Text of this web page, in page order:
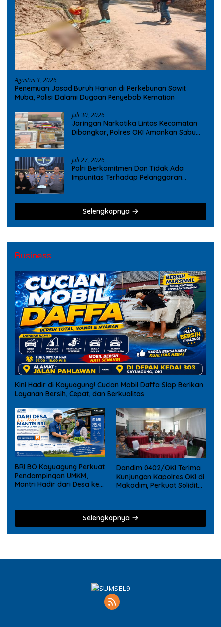
Agustus 3, 2026
Penemuan Jasad Buruh Harian di Perkebunan Sawit
Muba, Polisi Dalami Dugaan Penyebab Kematian
Juli 30, 2026
Jaringan Narkotika Lintas Kecamatan
Dibongkar, Polres OKI Amankan Sabu
Juli 27, 2026
Polri Berkomitmen Dan Tidak Ada
Impunitas Terhadap Pelanggaran
Selengkapnya
Business
Kini Hadir di Kayuagung! Cucian Mobil Daffa Siap Berikan
Layanan Bersih, Cepat, dan Berkualitas
BRI BO Kayuagung Perkuat
Pendampingan UMKM,
Mantri Hadir dari Desa ke
Dandim 0402/OKI Terima
Kunjungan Kapolres OKI di
Makodim, Perkuat Soliditas
Selengkapnya